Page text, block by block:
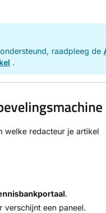
raadpleeg de
.
welke redacteur je artikel
.
verschijnt een paneel.